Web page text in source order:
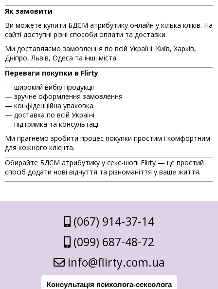
Як замовити
Ви можете купити БДСМ атрибутику онлайн у кілька кліків. На
сайті доступні різні способи оплати та доставки.
Ми доставляємо замовлення по всій Україні: Київ, Харків,
Дніпро, Львів, Одеса та інші міста.
Переваги покупки в Flirty
— широкий вибір продукції
— зручне оформлення замовлення
— конфіденційна упаковка
— доставка по всій Україні
— підтримка та консультації
Ми прагнемо зробити процес покупки простим і комфортним
для кожного клієнта.
Обирайте БДСМ атрибутику у секс-шопі Flirty — це простий
спосіб додати нові відчуття та різноманіття у ваше життя.
(067) 914-37-14
(099) 687-48-72
info@flirty.com.ua
Консультація психолога-сексолога